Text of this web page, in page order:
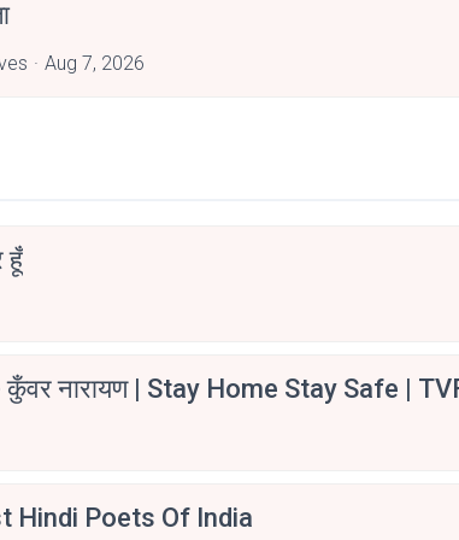
Aug 7, 2026
हूँ
कुँवर नारायण | Stay Home Stay Safe |
Hindi Poets Of India